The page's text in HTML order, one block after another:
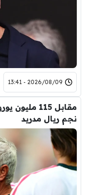
2026/08/09 - 13:41
مقابل 115
نجم ريال مدريد